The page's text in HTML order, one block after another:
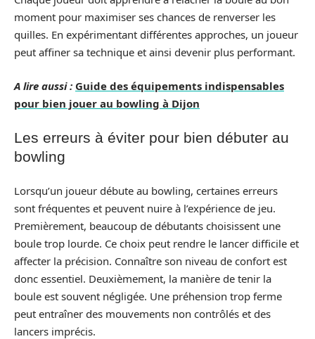
moment pour maximiser ses chances de renverser les
quilles. En expérimentant différentes approches, un joueur
peut affiner sa technique et ainsi devenir plus performant.
A lire aussi : Guide des équipements indispensables
pour bien jouer au bowling à Dijon
Les erreurs à éviter pour bien débuter au
bowling
Lorsqu’un joueur débute au bowling, certaines erreurs
sont fréquentes et peuvent nuire à l’expérience de jeu.
Premièrement, beaucoup de débutants choisissent une
boule trop lourde. Ce choix peut rendre le lancer difficile et
affecter la précision. Connaître son niveau de confort est
donc essentiel. Deuxièmement, la manière de tenir la
boule est souvent négligée. Une préhension trop ferme
peut entraîner des mouvements non contrôlés et des
lancers imprécis.